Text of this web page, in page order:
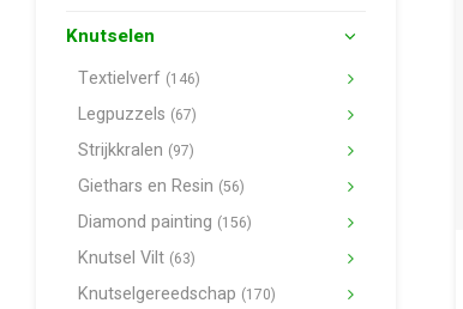
Knutselen
Textielverf (146)
Legpuzzels (67)
Strijkkralen (97)
Giethars en Resin (56)
Diamond painting (156)
Knutsel Vilt (63)
Knutselgereedschap (170)